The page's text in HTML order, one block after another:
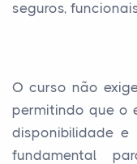
seguros,
O curso não
permitindo que o
disponibilidade e
fundamental